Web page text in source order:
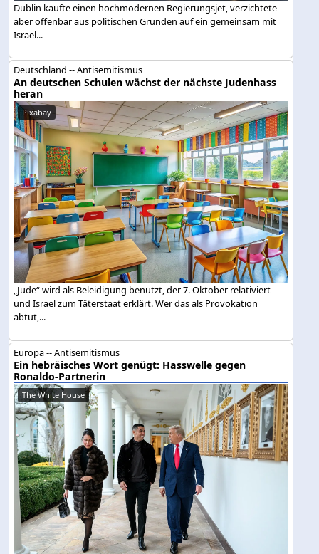
Dublin kaufte einen hochmodernen Regierungsjet, verzichtete
aber offenbar aus politischen Gründen auf ein gemeinsam mit
Israel...
Deutschland -- Antisemitismus
An deutschen Schulen wächst der nächste Judenhass
heran
Pixabay
„Jude“ wird als Beleidigung benutzt, der 7. Oktober relativiert
und Israel zum Täterstaat erklärt. Wer das als Provokation
abtut,...
Europa -- Antisemitismus
Ein hebräisches Wort genügt: Hasswelle gegen
Ronaldo-Partnerin
The White House